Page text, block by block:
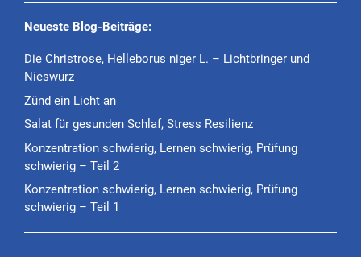
Neueste Blog-Beiträge:
Die Christrose, Helleborus niger L. – Lichtbringer und
Nieswurz
Zünd ein Licht an
Salat für gesunden Schlaf, Stress Resilienz
Konzentration schwierig, Lernen schwierig, Prüfung
schwierig – Teil 2
Konzentration schwierig, Lernen schwierig, Prüfung
schwierig – Teil 1